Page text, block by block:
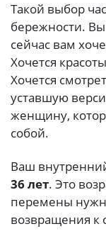
Такой выбор
бережности.
сейчас вам
Хочется
Хочется
уставшую
женщину,
собой.
Ваш
36 лет. Это
перемены
возвращения к